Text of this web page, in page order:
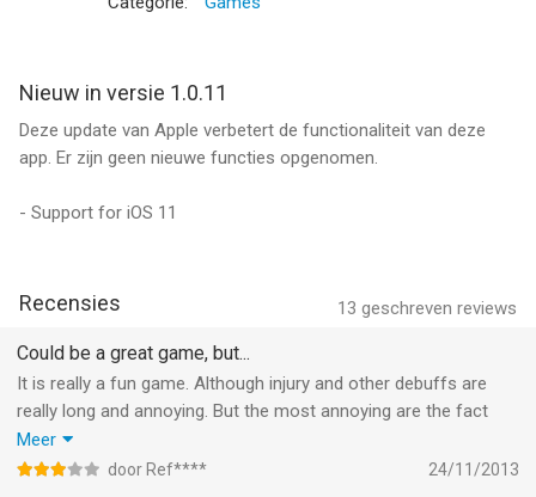
HONKBAL IN KRAAKHELDERE HD
maken een oogverblindend balspel, geoptimaliseerd voor
Retina schermen.
SLIMME BESTURING & INTELLIGENTE TEGENSPELERS
teammaten zorgen voor spannende wedstrijden, vangballen en
TOTALE TEAMMANAGEMENT & AANPASBAARHEID
Verander het logo van het team, stadions, uniforms en
uitrusting. Verkrijg, combineer en behaal hogere niveaus met
spelers om het beste team samen te stellen.
Nieuw in versie 1.0.11
Deze update van Apple verbetert de functionaliteit van deze
app. Er zijn geen nieuwe functies opgenomen.
- Support for iOS 11
13 geschreven reviews
Recensies
Could be a great game, but...
It is really a fun game. Although injury and other debuffs are
really long and annoying. But the most annoying are the fact
that almost last pitch is being hitted. Even with the locator on.
and then there is the hit by pitcher bug. The team comes into
Meer
door Ref**** 24/11/2013